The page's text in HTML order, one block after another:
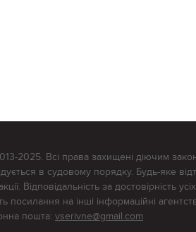
2025. Всі права захищені діючим
в судовому порядку. Будь-яке
Відповідальність за достовірність
посилання на інші інформаційні
пошта: vserivne@gmail.com